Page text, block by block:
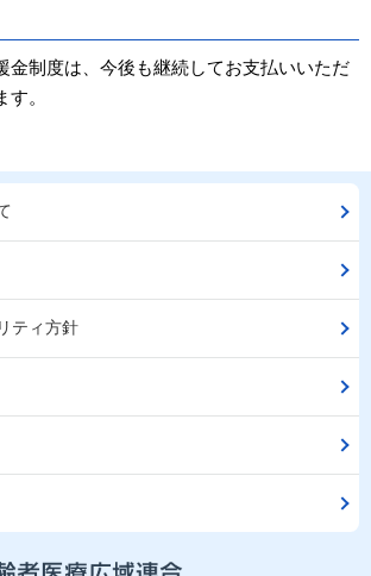
金制度は、今後も継続してお支払いいただ
。
ティ方針